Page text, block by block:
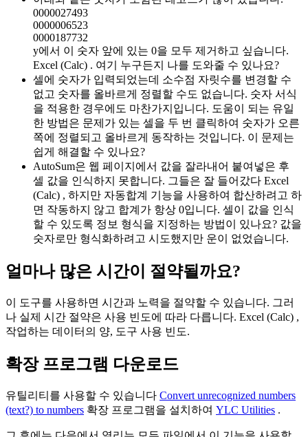
0000027493
0000006523
0000187732
y에서 이 숫자 앞에 있는 0을 모두 제거하고 싶습니다.
Excel (Calc) . 여기 누구든지 나를 도와줄 수 있나요?
셀에 숫자가 입력되었는데 소수점 자릿수를 변경할 수
없고 숫자를 올바르게 정렬할 수도 없습니다. 숫자 서식
을 적용한 경우에도 마찬가지입니다. 도움이 되는 유일
한 방법은 문제가 있는 셀을 두 번 클릭하여 숫자가 오른
쪽에 정렬되고 올바르게 동작하는 것입니다. 이 문제는
쉽게 해결할 수 있나요?
AutoSum은 웹 페이지에서 값을 잘라내어 붙여넣은 후
셀 값을 인식하지 못합니다. 그들은 잘 들어갔다 Excel
(Calc) , 하지만 자동합계 기능을 사용하여 합산하려고 하
면 작동하지 않고 합계가 항상 0입니다. 셀이 값을 인식
할 수 있도록 정보 형식을 지정하는 방법이 있나요? 값을
숫자로만 형식화하려고 시도했지만 운이 없었습니다.
얼마나 많은 시간이 절약될까요?
이 도구를 사용하면 시간과 노력을 절약할 수 있습니다. 그러
나 실제 시간 절약은 사용 빈도에 따라 다릅니다. Excel (Calc) ,
작업하는 데이터의 양, 도구 사용 빈도.
확장 프로그램 다운로드
유틸리티를 사용할 수 있습니다 Convert unrecognized numbers
(text?) to numbers 확장 프로그램을 설치하여 YLC Utilities .